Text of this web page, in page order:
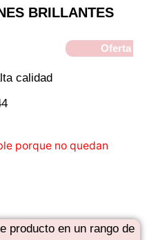
BRILLANTES
Oferta
calidad
porque no quedan
producto en un rango de